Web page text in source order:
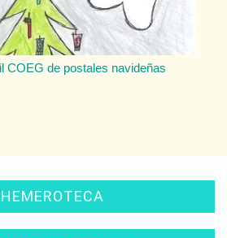
COEG de postales navideñas
HEMEROTECA